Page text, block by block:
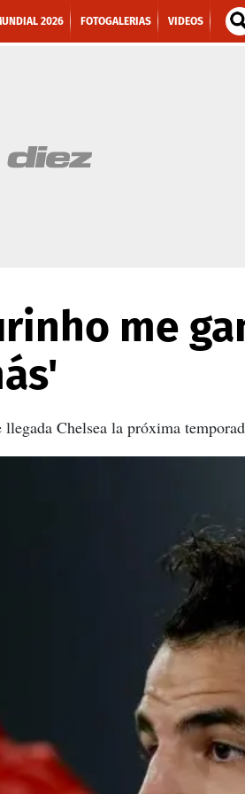
2026 FOTOGALERIAS VIDEOS
me
Chelsea la próxima